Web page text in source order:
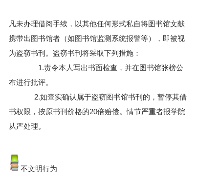
凡未办理借阅手续，以其他任何形式私自将图书馆文献
携带出图书馆者（如图书馆监测系统报警等），即被视
为盗窃书刊。盗窃书刊将采取下列措施：
1.责令本人写出书面检查，并在图书馆张榜公
布进行批评。
2.如查实确认属于盗窃图书馆书刊的，暂停其借
书权限，按原书刊价格的20倍赔偿。情节严重者报学院
从严处理。
不文明行为